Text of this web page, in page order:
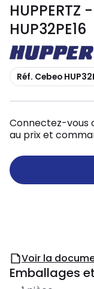
HUP32PE16
Copier
Réf. Cebeo
Connectez-vous
au prix et
Voir la
Emballages